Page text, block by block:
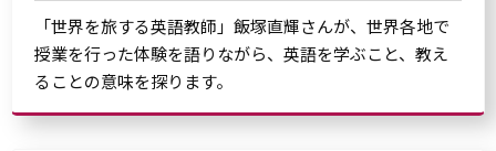
「世界を旅する英語教師」飯塚直輝さんが、世界各地で
授業を行った体験を語りながら、英語を学ぶこと、教え
ることの意味を探ります。